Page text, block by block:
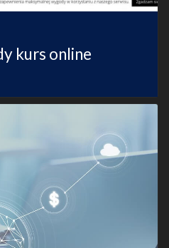
kurs online